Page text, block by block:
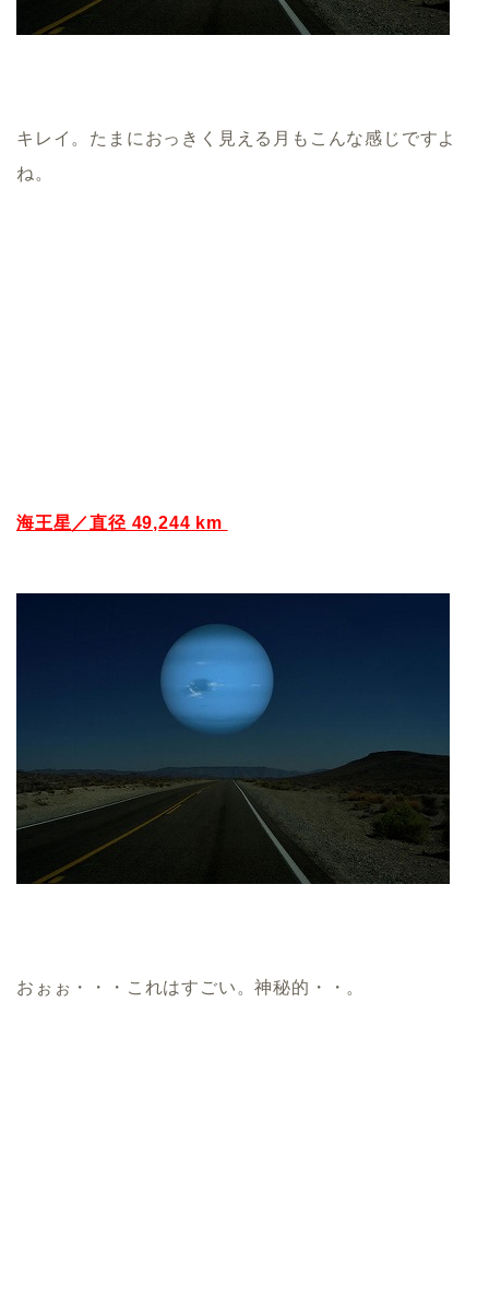
キレイ。たまにおっきく見える月もこんな感じですよ
ね。
海王星／直径 49,244 km
おぉぉ・・・これはすごい。神秘的・・。